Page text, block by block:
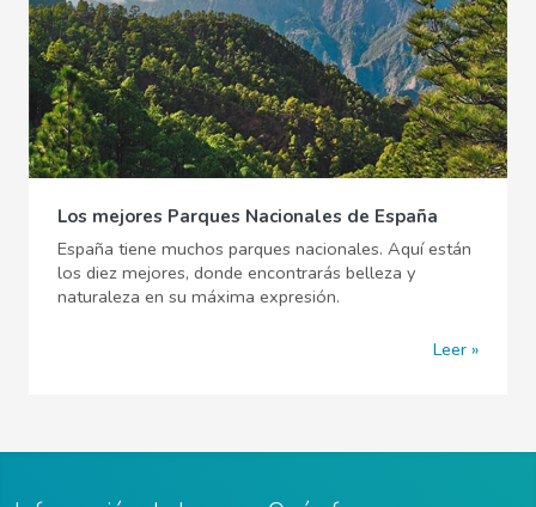
Los mejores Parques Nacionales de España
España tiene muchos parques nacionales. Aquí están
los diez mejores, donde encontrarás belleza y
naturaleza en su máxima expresión.
Leer